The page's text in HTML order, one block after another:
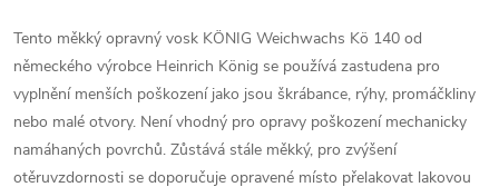
Tento měkký opravný vosk KÖNIG Weichwachs Kö 140 od
německého výrobce Heinrich König se používá zastudena pro
vyplnění menších poškození jako jsou škrábance, rýhy, promáčkliny
nebo malé otvory. Není vhodný pro opravy poškození mechanicky
namáhaných povrchů. Zůstává stále měkký, pro zvýšení
otěruvzdornosti se doporučuje opravené místo přelakovat lakovou